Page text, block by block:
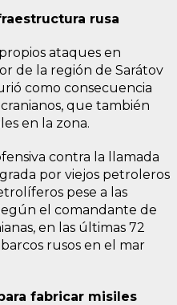
rusa
ataques en
de la región de Sarátov
como consecuencia
que también
en la zona.
contra la llamada
por viejos petroleros
pese a las
el comandante de
en las últimas 72
rusos en el mar
fabricar misiles